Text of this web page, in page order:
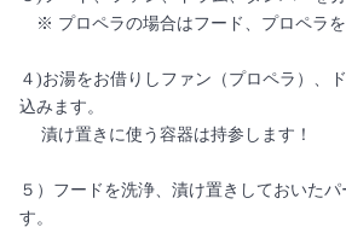
※ プロペラの場合はフード、プロペラを
４)お湯をお借りしファン（プロペラ）、
込みます。
漬け置きに使う容器は持参します！
５）フードを洗浄、漬け置きしておいた
す。